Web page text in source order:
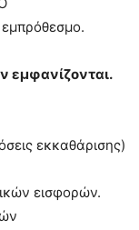
εμπρόθεσμο.
εμφανίζονται.
εκκαθάρισης)
εισφορών.